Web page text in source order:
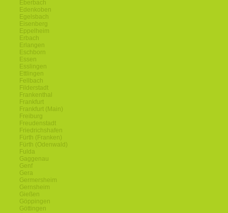
Eberbach
Edenkoben
Egelsbach
Eisenberg
Eppelheim
Erbach
Erlangen
Eschborn
Essen
Esslingen
Ettlingen
Fellbach
Filderstadt
Frankenthal
Frankfurt
Frankfurt (Main)
Freiburg
Freudenstadt
Friedrichshafen
Fürth (Franken)
Fürth (Odenwald)
Fulda
Gaggenau
Genf
Gera
Germersheim
Gernsheim
Gießen
Göppingen
Göttingen